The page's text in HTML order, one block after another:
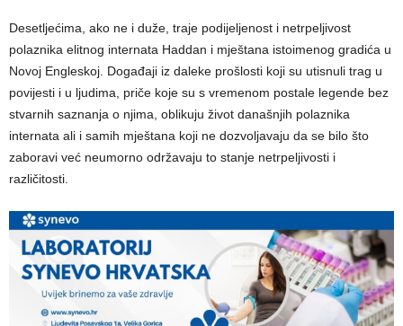
Desetljećima, ako ne i duže, traje podijeljenost i netrpeljivost
polaznika elitnog internata Haddan i mještana istoimenog gradića u
Novoj Engleskoj. Događaji iz daleke prošlosti koji su utisnuli trag u
povijesti i u ljudima, priče koje su s vremenom postale legende bez
stvarnih saznanja o njima, oblikuju život današnjih polaznika
internata ali i samih mještana koji ne dozvoljavaju da se bilo što
zaboravi već neumorno održavaju to stanje netrpeljivosti i
različitosti.